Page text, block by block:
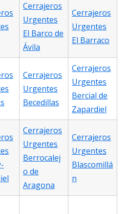
Cerrajeros
Urgentes
El Barco de
Ávila
Cerrajeros
Urgentes
El Barraco
Cerrajeros
Urgentes
Becedillas
Cerrajeros
Urgentes
Bercial de
Zapardiel
Cerrajeros
Urgentes
Berrocalej
o de
Aragona
Cerrajeros
Urgentes
Blascomillá
n